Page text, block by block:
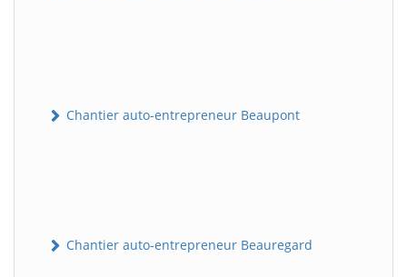
Chantier auto-entrepreneur Beaupont
Chantier auto-entrepreneur Beauregard